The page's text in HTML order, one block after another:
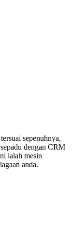
sepenuhnya,
dengan CRM
ialah mesin
anda.